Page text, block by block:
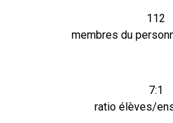
112
membres du
7:1
ratio élèves/